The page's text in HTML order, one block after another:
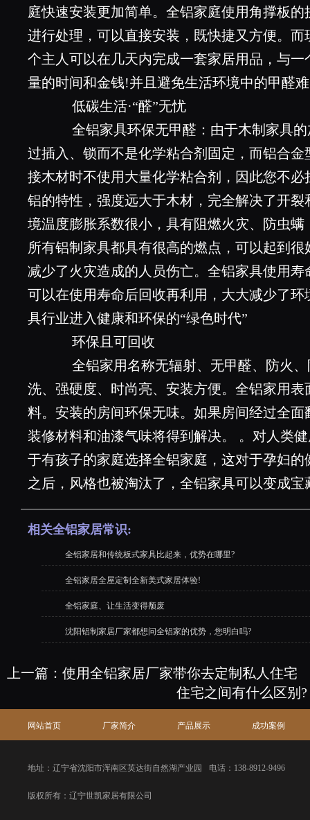
庭快速安装更加简单。全铝家庭使用角撑板
进行处理，可以直接安装，既快捷又方便。
个主人可以在几天内完成一套家居用品，与
量的时间和金钱!并且避免生活环境中的甲醛
低碳生活·“醛”无忧
全铝家具环保无甲醛：由于木制家具的
过插入、锁而不是化学粘合剂固定，而铝合
接木材时不使用大量化学粘合剂，因此您不
铝的特性，强度远大于木材，完全解决了开
境温度膨胀系数很小，具有阻燃火灾、防虫
所有铝制家具都具有很高的燃点，可以起到
减少了火灾造成的人员伤亡。全铝家具使用
可以在使用寿命后回收再利用，大大减少了
具行业进入健康和环保的“绿色时代”
环保且可回收
全铝家用名称无辐射、无甲醛、防火、
洗、强硬度、时尚亮、安装方便。全铝家用
料。安装的房间环保无味。如果房间经过全
装修材料和油漆气味将得到解决。 。对人类
于有孩子的家庭选择全铝家庭，这对于孕妇
之后，风格也被淘汰了，全铝家具可以变成宝
相关全铝家居常识:
全铝家居和传统板式家具比起来，优势在哪里?
全铝家居全屋定制全新美式家居体验!
全铝家庭、让生活变得颓废
沈阳铝制家居厂家都想问全铝家的优势，您明白吗?
上一篇： 使用全铝家居厂家带你去定制私人住宅
住宅之间有什么区别?
网站首页 厂家简介 产品展示 成功案例
地址：辽宁省沈阳市浑南区英达街自然湖产业园 电话：138-8912-9496
版权所有：辽宁世凯家居有限公司